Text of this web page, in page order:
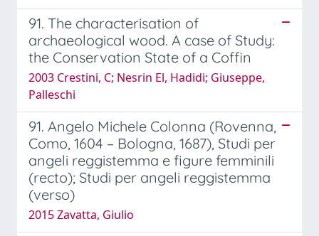
91. The characterisation of
archaeological wood. A case of Study:
the Conservation State of a Coffin
2003 Crestini, C; Nesrin El, Hadidi; Giuseppe,
Palleschi
91. Angelo Michele Colonna (Rovenna,
Como, 1604 – Bologna, 1687), Studi per
angeli reggistemma e figure femminili
(recto); Studi per angeli reggistemma
(verso)
2015 Zavatta, Giulio